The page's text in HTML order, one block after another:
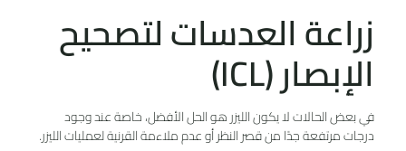
زراعة العدسات لتصحيح
الإبصار (ICL)
في بعض الحالات لا يكون الليزر هو الحل الأفضل، خاصة عند وجود
درجات مرتفعة جدًا من قصر النظر أو عدم ملاءمة القرنية لعمليات الليزر.